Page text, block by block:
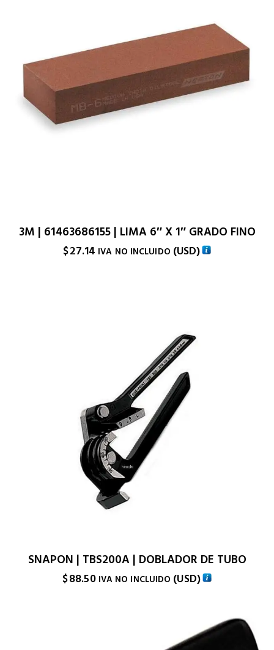
3M | 61463686155 | LIMA 6″ X 1″ GRADO FINO
$27.14 IVA NO INCLUIDO (USD)
SNAPON | TBS200A | DOBLADOR DE TUBO
$88.50 IVA NO INCLUIDO (USD)